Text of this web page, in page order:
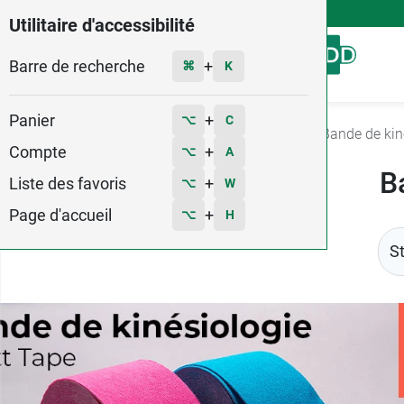
Utilitaire d'accessibilité
Barre de recherche ⌘ + K
Panier ⌥ + C
Compte ⌥ + A
Liste des favoris ⌥ + W
Page d'accueil ⌥ + H
Menu
Bande de